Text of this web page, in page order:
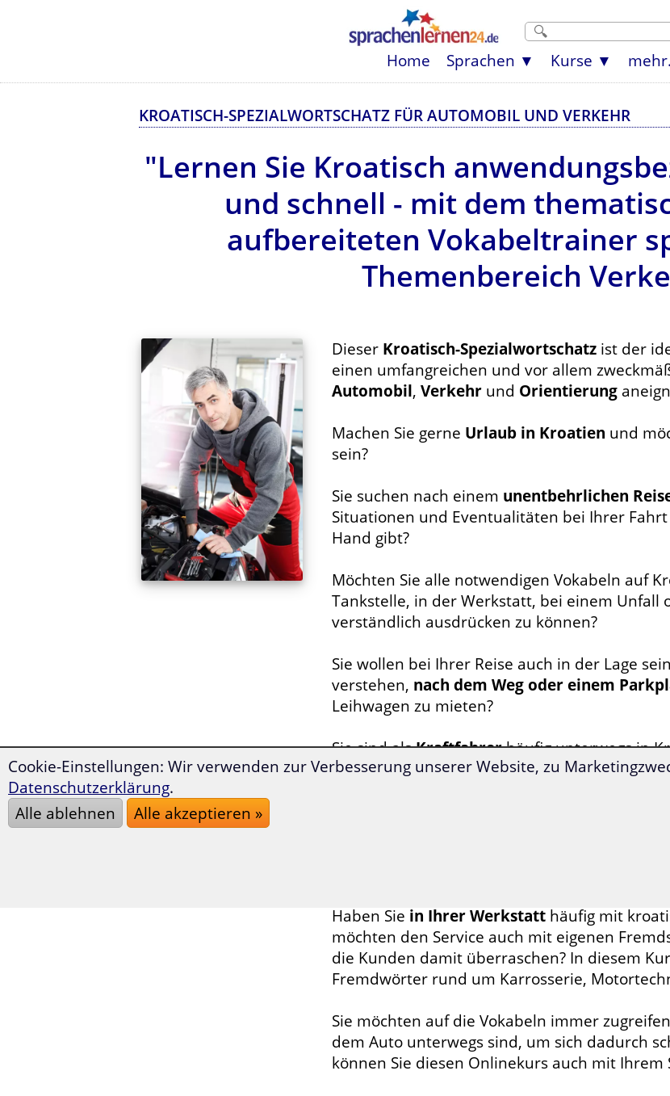
Home Sprachen Kurse
KROATISCH-SPEZIALWORTSCHATZ FÜR AUTOMOBIL UND VERKEHR
"Lernen Sie Kroatisch
und schnell - mit dem
aufbereiteten Vokabeltrainer
Themenbereich
Dieser Kroatisch-Spezialwortschatz ist der
einen umfangreichen und vor allem
Automobil, Verkehr und Orientierung
Machen Sie gerne Urlaub in Kroatien und
sein?
Sie suchen nach einem unentbehrlichen
Situationen und Eventualitäten bei Ihrer
Hand gibt?
Möchten Sie alle notwendigen Vokabeln auf
Tankstelle, in der Werkstatt, bei einem Unfall
verständlich ausdrücken zu können?
Sie wollen bei Ihrer Reise auch in der Lage
verstehen, nach dem Weg oder einem
Leihwagen zu mieten?
Sie sind alsKraftfahrerhäufig unterwegs in
passenden Wortschatz, um bei einer Panne
Haben Sie in Ihrer Werkstatt häufig mit
möchten den Service auch mit eigenen
die Kunden damit überraschen? In diesem
Fremdwörter rund um Karrosserie,
Sie möchten auf die Vokabeln immer
dem Auto unterwegs sind, um sich dadurch
können Sie diesen Onlinekurs auch mit
Cookie-Einstellungen: Wir verwenden zur Verbesserung unserer Website, zu
Datenschutzerklärung.
Alle ablehnen
Alle akzeptieren »